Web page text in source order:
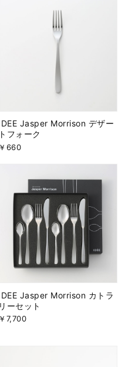
Jasper Morrison デザー
トフォーク
￥660
Jasper Morrison カトラ
リーセット
￥7,700